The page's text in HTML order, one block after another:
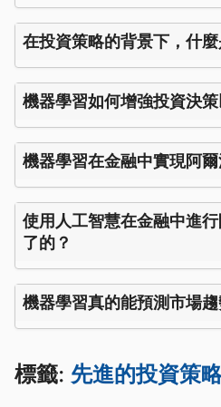
在投資策略的背景下，什
機器學習如何增強投資決
機器學習在金融中實現阿
使用人工智慧在金融中進
了的？
機器學習真的能預測市場趨
標籤: 先進的投資策